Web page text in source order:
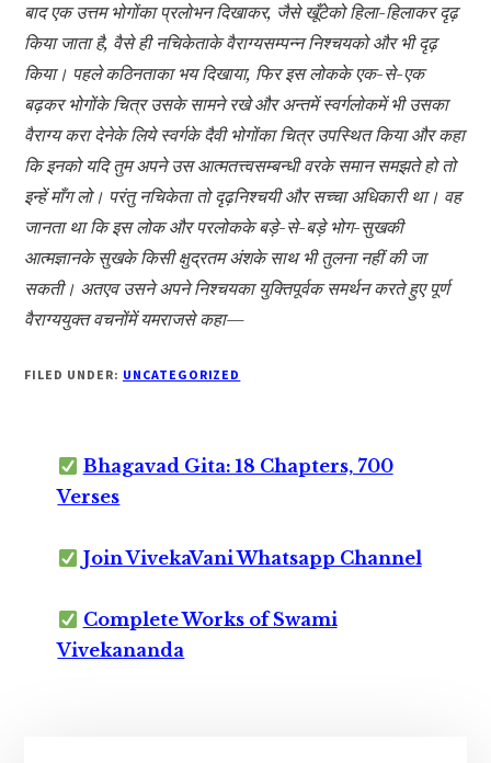
बाद एक उत्तम भोगोंका प्रलोभन दिखाकर, जैसे खूँटेको हिला-हिलाकर दृढ़
किया जाता है, वैसे ही नचिकेताके वैराग्यसम्पन्न निश्चयको और भी दृढ़
किया। पहले कठिनताका भय दिखाया, फिर इस लोकके एक-से-एक
बढ़कर भोगोंके चित्र उसके सामने रखे और अन्तमें स्वर्गलोकमें भी उसका
वैराग्य करा देनेके लिये स्वर्गके दैवी भोगोंका चित्र उपस्थित किया और कहा
कि इनको यदि तुम अपने उस आत्मतत्त्वसम्बन्धी वरके समान समझते हो तो
इन्हें माँग लो। परंतु नचिकेता तो दृढ़निश्चयी और सच्चा अधिकारी था। वह
जानता था कि इस लोक और परलोकके बड़े-से-बड़े भोग-सुखकी
आत्मज्ञानके सुखके किसी क्षुद्रतम अंशके साथ भी तुलना नहीं की जा
सकती। अतएव उसने अपने निश्चयका युक्तिपूर्वक समर्थन करते हुए पूर्ण
वैराग्ययुक्त वचनोंमें यमराजसे कहा—
FILED UNDER: UNCATEGORIZED
Bhagavad Gita: 18 Chapters, 700
Verses
Join VivekaVani Whatsapp Channel
Complete Works of Swami
Vivekananda